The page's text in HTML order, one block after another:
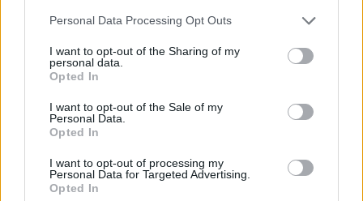
Personal Data Processing Opt Outs
I want to opt-out of the Sharing of my
personal data.
Opted In
I want to opt-out of the Sale of my
Personal Data.
Opted In
I want to opt-out of processing my
Personal Data for Targeted Advertising.
Opted In
Η Chery επενδύει 75 εκατ. δολάρια στην KG Mobility
Το FIAT 500 Hybrid τώρα από
18.990 ευρώ
Ατρόμητος και Novibet
2028